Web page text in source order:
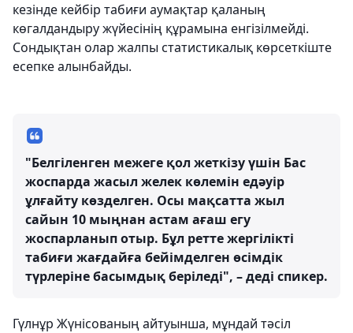
кезінде кейбір табиғи аумақтар қаланың
көгалдандыру жүйесінің құрамына енгізілмейді.
Сондықтан олар жалпы статистикалық көрсеткіште
есепке алынбайды.
"Белгіленген межеге қол жеткізу үшін Бас
жоспарда жасыл желек көлемін едәуір
ұлғайту көзделген. Осы мақсатта жыл
сайын 10 мыңнан астам ағаш егу
жоспарланып отыр. Бұл ретте жергілікті
табиғи жағдайға бейімделген өсімдік
түрлеріне басымдық беріледі", – деді спикер.
Гүлнұр Жүнісованың айтуынша, мұндай тәсіл